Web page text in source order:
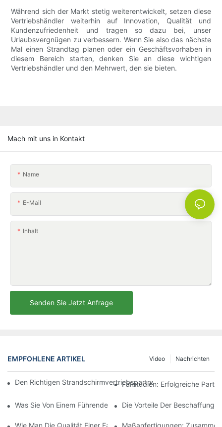
Während sich der Markt stetig weiterentwickelt, setzen diese
Vertriebshändler weiterhin auf Innovation, Qualität und
Kundenzufriedenheit und tragen so dazu bei, unser
Urlaubsvergnügen zu verbessern. Wenn Sie also das nächste
Mal einen Strandtag planen oder ein Geschäftsvorhaben in
diesem Bereich starten, denken Sie an diese wichtigen
Vertriebshändler und den Mehrwert, den sie bieten.
Mach mit uns in Kontakt
Name
E-Mail
Inhalt
Senden Sie Jetzt Anfrage
EMPFOHLENE ARTIKEL Nachrichten
Video
Den Richtigen Strandschirmvertriebspartner Für Ihre
Fallstudien: Erfolgreiche
Was Sie Von Einem Führenden Hersteller Von Outdoor-
Die Vorteile Der Beschaffung